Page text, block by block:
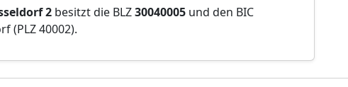
2 besitzt die BLZ30040005 und den BIC
(PLZ 40002).